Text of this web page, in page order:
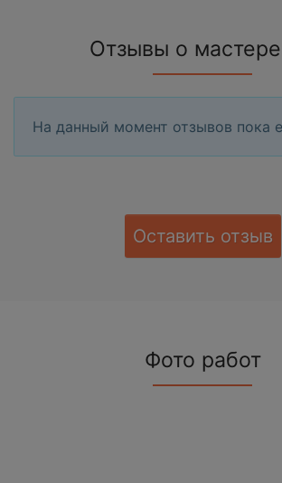
Отзывы о
На данный момент отзывов пока
Оставить отзыв
Фото работ